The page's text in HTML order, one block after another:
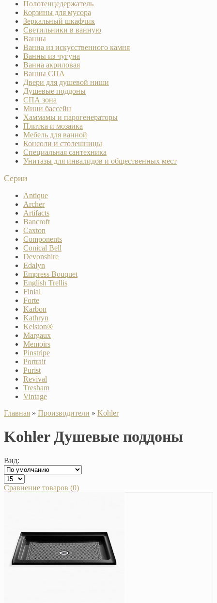
Полотенцедержатель
Корзины для мусора
Зеркальный шкафчик
Светильники в ванную
Ванны
Ванна из искусственного камня
Ванны из чугуна
Ванна акриловая
Ванны СПА
Двери для душевой ниши
Душевые поддоны
СПА зона
Мини бассейн
Хаммамы и парогенераторы
Плитка и мозаика
Мебель для ванной
Консоли и столешницы
Специальная сантехника
Унитазы для инвалидов и общественных мест
Серии
Antique
Archer
Artifacts
Bancroft
Caxton
Components
Conical Bell
Devonshire
Edalyn
Empress Bouquet
English Trellis
Finial
Forte
Karbon
Kathryn
Kelston®
Margaux
Memoirs
Pinstripe
Portrait
Purist
Revival
Tresham
Vintage
Главная » Производители » Kohler
Kohler Душевые поддоны
Вид:
Сравнение товаров (0)